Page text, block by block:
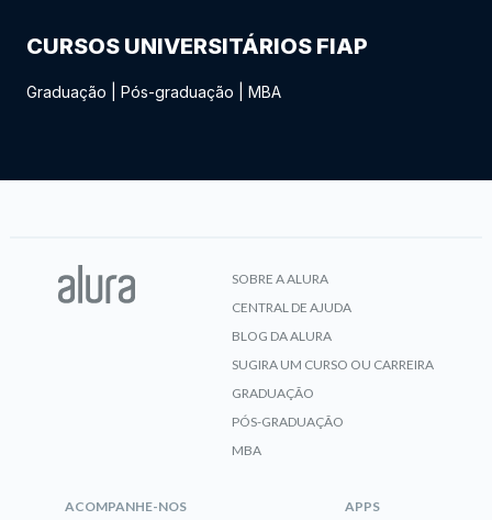
CURSOS UNIVERSITÁRIOS FIAP
Graduação Pós-graduação MBA
SOBRE A ALURA
CENTRAL DE AJUDA
BLOG DA ALURA
SUGIRA UM CURSO OU CARREIRA
GRADUAÇÃO
PÓS-GRADUAÇÃO
MBA
ACOMPANHE-NOS APPS